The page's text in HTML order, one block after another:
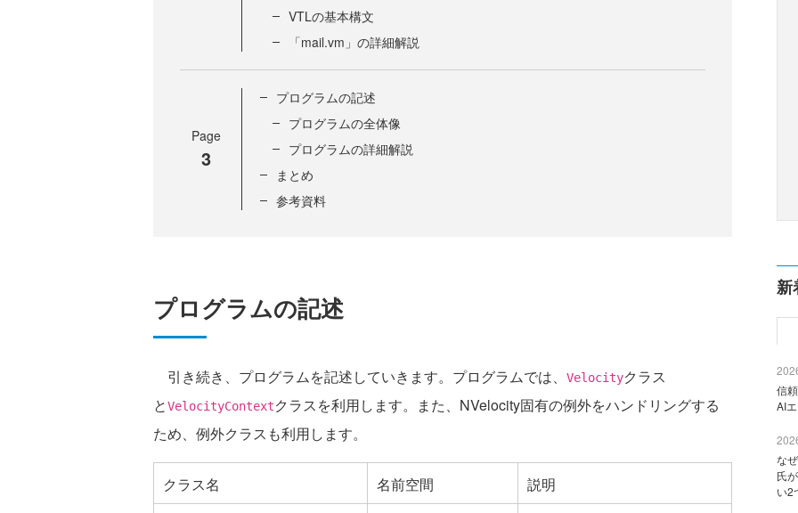
VTLの基本構文
「mail.vm」の詳細解説
Page
3
プログラムの記述
プログラムの全体像
プログラムの詳細解説
まとめ
参考資料
プログラムの記述
引き続き、プログラムを記述していきます。プログラムでは、 Velocityクラス
とVelocityContextクラスを利用します。また、NVelocity固有の例外をハンドリングする
ため、例外クラスも利用します。
クラス名 名前空間 説明
新
信
AI
な
氏
い2